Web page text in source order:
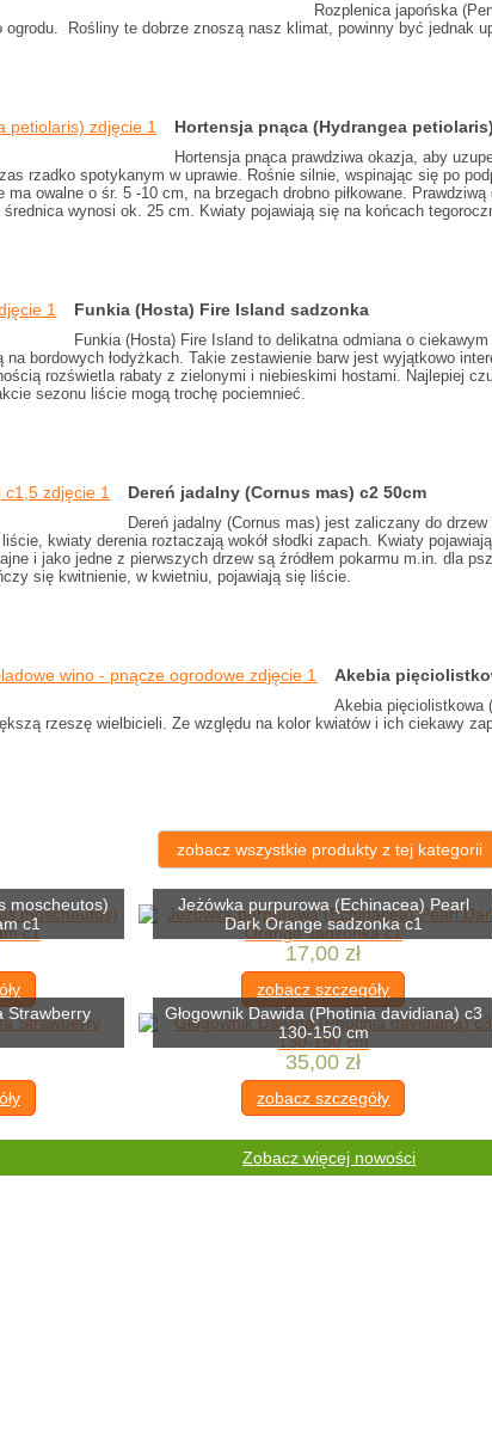
Rozplenica japońska
ogrodu. Rośliny te dobrze znoszą nasz klimat, powinny być jednak
Hortensja pnąca (Hydrangea
Hortensja pnąca prawdziwa okazja, aby
rzadko spotykanym w uprawie. Rośnie silnie, wspinając się po
owalne o śr. 5 -10 cm, na brzegach drobno piłkowane.
wynosi ok. 25 cm. Kwiaty pojawiają się na końcach
Funkia (Hosta) Fire Island sadzonka
Funkia (Hosta) Fire Island to delikatna odmiana o
bordowych łodyżkach. Takie zestawienie barw jest wyjątkowo
rozświetla rabaty z zielonymi i niebieskimi hostami. Najlepiej
sezonu liście mogą trochę pociemnieć.
Dereń jadalny (Cornus mas) c2 50cm
Dereń jadalny (Cornus mas) jest zaliczany do
kwiaty derenia roztaczają wokół słodki zapach. Kwiaty
i jako jedne z pierwszych drzew są źródłem pokarmu m.in. dla
się kwitnienie, w kwietniu, pojawiają się liście.
Akebia
Akebia pięciolistkowa
rzeszę wielbicieli. Ze względu na kolor kwiatów i ich ciekawy
zobacz wszystkie produkty z tej kategorii
moscheutos)
c1
Jeżówka purpurowa (Echinacea) Pearl
Dark Orange sadzonka c1
17,00 zł
zobacz szczegóły
Strawberry
Głogownik Dawida (Photinia davidiana) c3
130-150 cm
35,00 zł
zobacz szczegóły
Zobacz więcej nowości